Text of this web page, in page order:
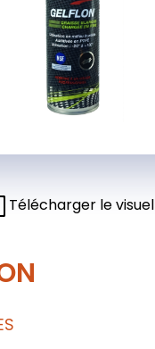
Télécharger le visuel